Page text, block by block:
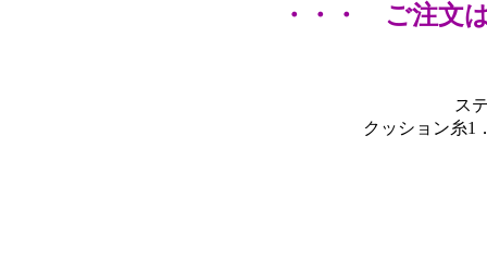
・・・ ご注文
ス
クッション糸1